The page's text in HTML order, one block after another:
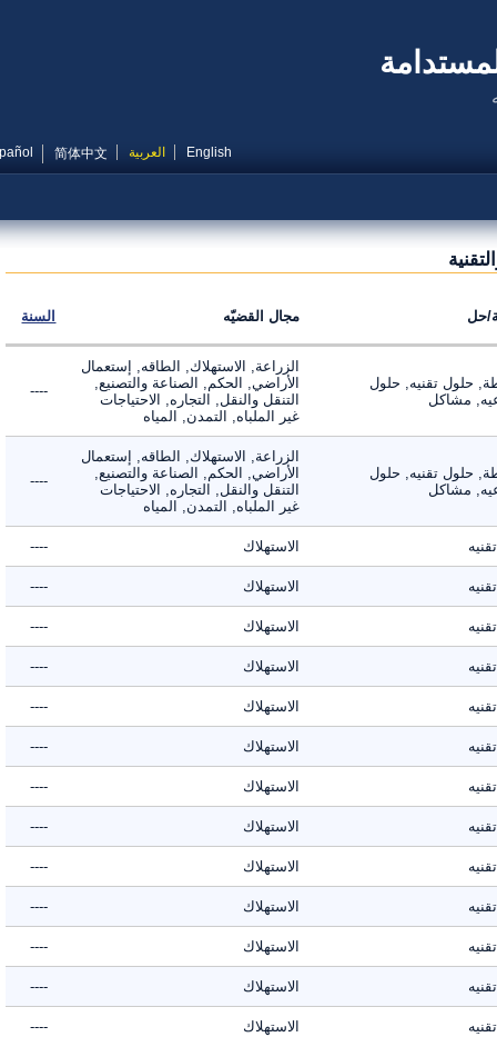
English العربية 简体中文
Español
مجال القضيّه السنة
حلول تقنيه, حلول
مشاكل
الزراعة, الاستهلاك, الطاقه, إستعمال
الأراضي, الحكم, الصناعة والتصنيع,
التنقل والنقل, التجاره, الاحتياجات
غير الملباه, التمدن, المياه
----
حلول تقنيه, حلول
مشاكل
الزراعة, الاستهلاك, الطاقه, إستعمال
الأراضي, الحكم, الصناعة والتصنيع,
التنقل والنقل, التجاره, الاحتياجات
غير الملباه, التمدن, المياه
----
الاستهلاك ----
الاستهلاك ----
الاستهلاك ----
الاستهلاك ----
الاستهلاك ----
الاستهلاك ----
الاستهلاك ----
الاستهلاك ----
الاستهلاك ----
الاستهلاك ----
الاستهلاك ----
الاستهلاك ----
الاستهلاك ----